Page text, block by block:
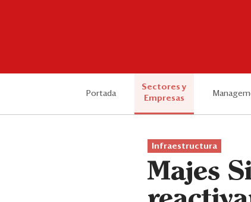
Portada
Sectores y
Empresas
Infraestructura
Majes